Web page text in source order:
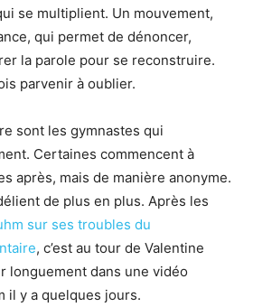
se multiplient. Un mouvement,
qui permet de dénoncer,
la parole pour se reconstruire.
parvenir à oublier.
sont les gymnastes qui
Certaines commencent à
après, mais de manière anonyme.
de plus en plus. Après les
sur ses troubles du
, c’est au tour de Valentine
longuement dans une vidéo
il y a quelques jours.